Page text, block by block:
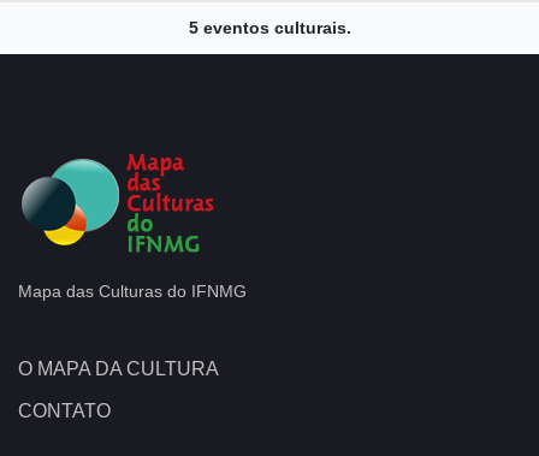
5 eventos culturais.
Mapa das Culturas do IFNMG
O MAPA DA CULTURA
CONTATO